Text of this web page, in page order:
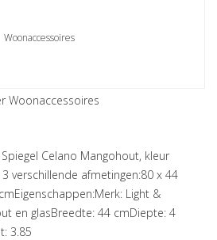
Woonaccessoires
Woonaccessoires
Celano Mangohout, kleur
verschillende afmetingen:80 x 44
Light &
en glasBreedte: 44 cmDiepte: 4
3.85